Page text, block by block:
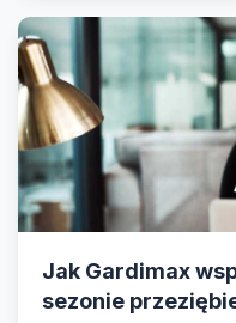
Jak Gardimax
sezonie